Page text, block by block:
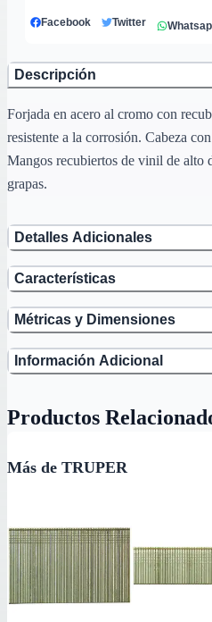
Facebook Twitter
Descripción
Forjada en acero al cromo con
resistente a la corrosión. Cabeza
Mangos recubiertos de vinil de alto
grapas.
Detalles Adicionales
Características
Métricas y Dimensiones
Información Adicional
Productos
Más de TRUPER